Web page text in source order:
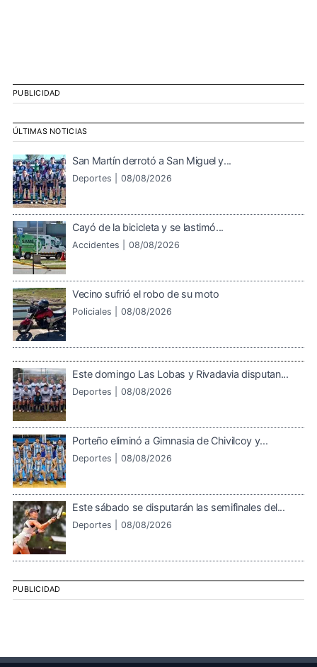
PUBLICIDAD
ÚLTIMAS NOTICIAS
San Martín derrotó a San Miguel y...
Deportes | 08/08/2026
Cayó de la bicicleta y se lastimó...
Accidentes | 08/08/2026
Vecino sufrió el robo de su moto
Policiales | 08/08/2026
Este domingo Las Lobas y Rivadavia disputan...
Deportes | 08/08/2026
Porteño eliminó a Gimnasia de Chivilcoy y...
Deportes | 08/08/2026
Este sábado se disputarán las semifinales del...
Deportes | 08/08/2026
PUBLICIDAD